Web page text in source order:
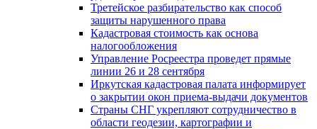
Третейское разбирательство как способ
защиты нарушенного права
Кадастровая стоимость как основа
налогообложения
Управление Росреестра проведет прямые
линии 26 и 28 сентября
Иркутская кадастровая палата информирует
о закрытии окон приема-выдачи документов
Страны СНГ укрепляют сотрудничество в
области геодезии, картографии и